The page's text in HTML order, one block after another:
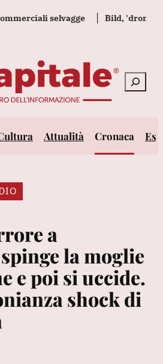
selvagge Bild, 'droni russi
Cerca
Attualità Cronaca
a
la moglie
e poi si uccide.
shock di